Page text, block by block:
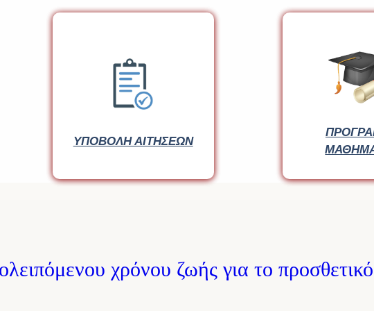
ΥΠΟΒΟΛΗ ΑΙΤΗΣΕΩΝ
ΥΠΟΒΟΛΗ ΑΙΤΗΣΕΩΝ
χρόνου ζωής για το